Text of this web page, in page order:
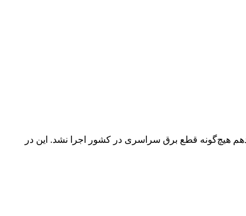
اخیر گریبانگیر اقتصاد و مردم شده است، در 3 سال گذشته در دولت سیزدهم هیچ‌گونه قطع برق سراسری در کشور اجرا نشد. این در